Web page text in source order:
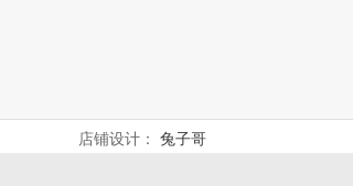
店铺设计： 兔子哥